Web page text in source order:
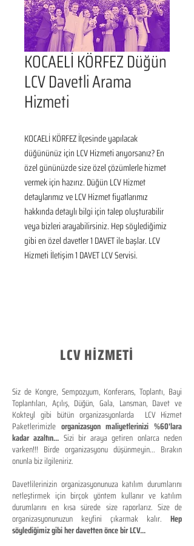
KOCAELİ KÖRFEZ Düğün
LCV Davetli Arama
Hizmeti
KOCAELİ KÖRFEZ İlçesinde yapılacak
düğününüz için LCV Hizmeti arıyorsanız? En
özel gününüzde size özel çözümlerle hizmet
vermek için hazırız. Düğün LCV Hizmet
detaylarımız ve LCV Hizmet fiyatlarımız
hakkında detaylı bilgi için talep oluşturabilir
veya bizleri arayabilirsiniz. Hep söylediğimiz
gibi en özel davetler 1 DAVET ile başlar. LCV
Hizmeti İletişim 1 DAVET LCV Servisi.
LCV HİZMETİ
Siz de Kongre, Sempozyum, Konferans, Toplantı, Bayi
Toplantıları, Açılış, Düğün, Gala, Lansman, Davet ve
Kokteyl gibi bütün organizasyonlarda LCV Hizmet
Paketlerimizle organizasyon maliyetlerinizi %60'lara
kadar azaltın... Sizi bir araya getiren onlarca neden
varken!!! Birde organizasyonu düşünmeyin... Bırakın
onunla biz ilgileniriz.
Davetlilerinizin organizasyonunuza katılım durumlarını
netleştirmek için birçok yöntem kullanır ve katılım
durumlarını en kısa sürede size raporlarız. Size de
organizasyonunuzun keyfini çıkarmak kalır. Hep
söylediğimiz gibi her davetten önce bir LCV...